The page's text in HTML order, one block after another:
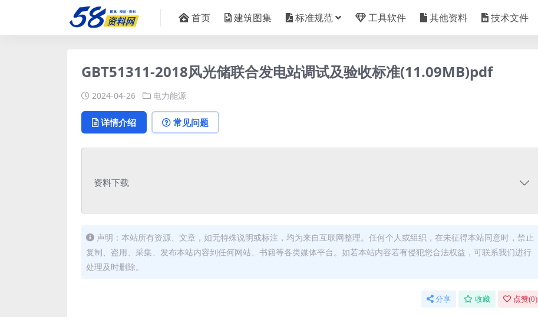
首页 建筑图集 标准规范 工具软件 其他资料 技术文件
GBT51311-2018风光储联合发电站调试及验收标准(11.09MB)pdf
2024-04-26 电力能源
详情介绍 常见问题
资料下载
声明：本站所有资源、文章，如无特殊说明或标注，均为来自互联网整理。任何个人或组织，在未征得本站同意时，禁止
复制、盗用、采集、发布本站内容到任何网站、书籍等各类媒体平台。如若本站内容若有侵犯您合法权益，可联系我们进行
处理及时删除。
分享 收藏 点赞(0)